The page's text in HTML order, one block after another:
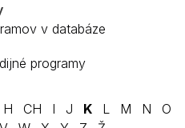
v databáze
programy
H CH I J K L M N
O